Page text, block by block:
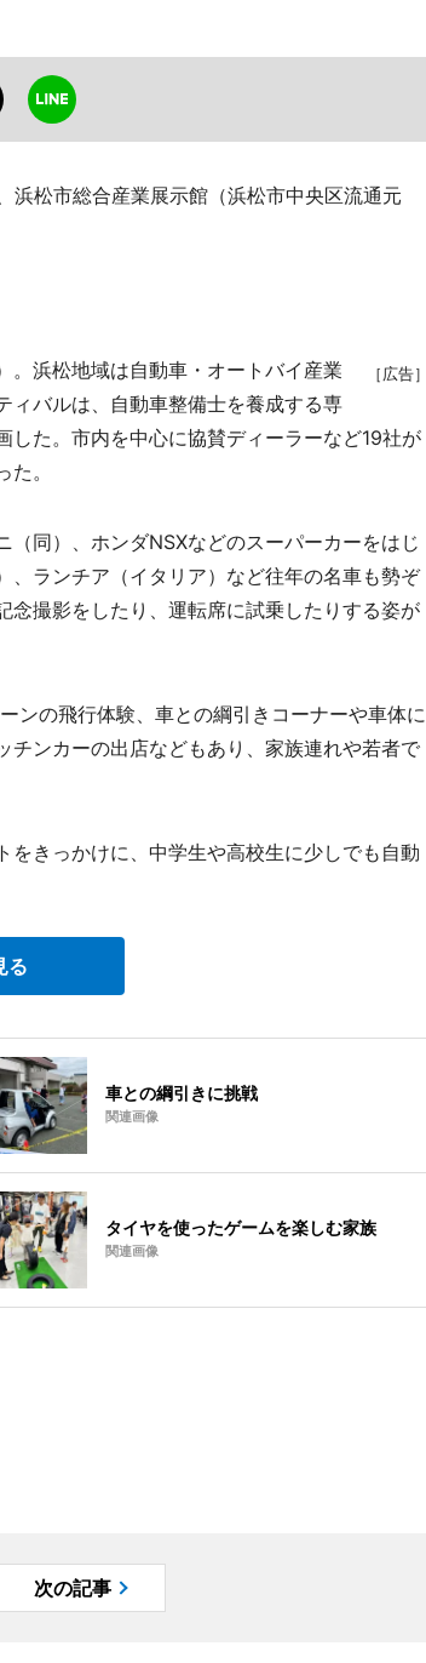
松市総合産業展示館（浜松市中央区流通元
［広告］
浜松地域は自動車・オートバイ産業
ィバルは、自動車整備士を養成する専
た。市内を中心に協賛ディーラーなど19社が
。
同）、ホンダNSXなどのスーパーカーをはじ
ランチア（イタリア）など往年の名車も勢ぞ
撮影をしたり、運転席に試乗したりする姿が
ンの飛行体験、車との綱引きコーナーや車体に
ンカーの出店などもあり、家族連れや若者で
きっかけに、中学生や高校生に少しでも自動
る
車との綱引きに挑戦
関連画像
タイヤを使ったゲームを楽しむ家族
関連画像
次の記事